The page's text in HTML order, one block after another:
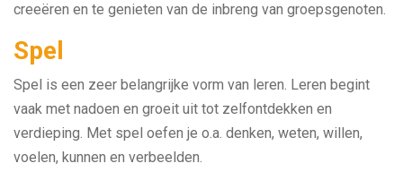
creeëren en te genieten van de inbreng van groepsgenoten.
Spel
Spel is een zeer belangrijke vorm van leren. Leren begint
vaak met nadoen en groeit uit tot zelfontdekken en
verdieping. Met spel oefen je o.a. denken, weten, willen,
voelen, kunnen en verbeelden.